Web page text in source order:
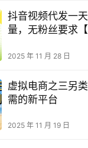
抖音视频代发一
量，无粉丝要求【
2025 年 11 月 28 日
虚拟电商之三另
需的新平台
2025 年 11 月 19 日